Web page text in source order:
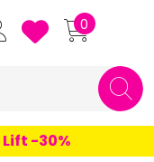
Grande Pharmacie
0
-30%